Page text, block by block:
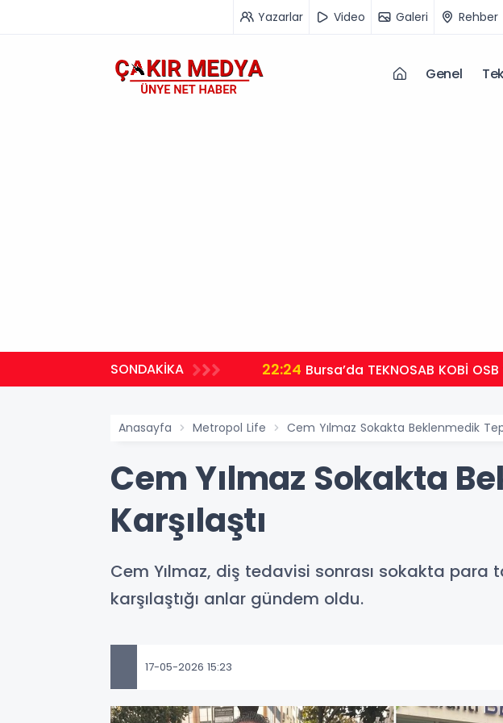
Yazarlar Video Galeri Rehber
Genel
SONDAKİKA 22:24 Bursa’da TEKNOSAB KOBİ
Anasayfa Metropol Life Cem Yılmaz Sokakta Beklenmedik
Cem Yılmaz Sokakta
Karşılaştı
Cem Yılmaz, diş tedavisi sonrası sokakta para
karşılaştığı anlar gündem oldu.
17-05-2026 15:23